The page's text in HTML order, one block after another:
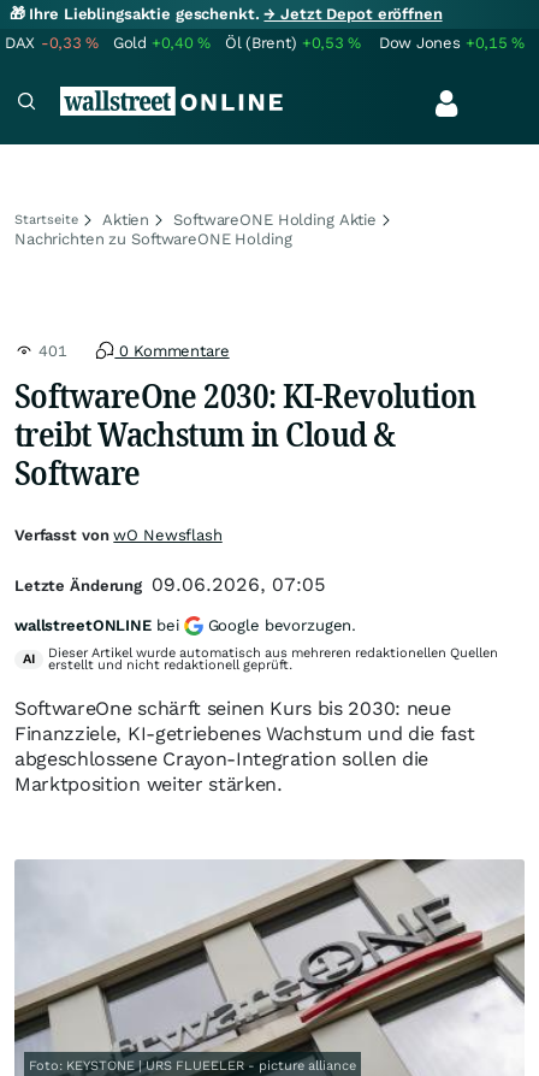
🎁 Ihre Lieblingsaktie geschenkt.→ Jetzt Depot eröffnen
DAX -0,33% Gold +0,40% Öl (Brent) +0,53% Dow Jones +0,15%
Startseite Aktien
SoftwareONE Holding Aktie
Nachrichten zu SoftwareONE Holding
401 0 Kommentare
SoftwareOne 2030: KI-Revolution
treibt Wachstum in Cloud &
Software
SoftwareOne schärft seinen Kurs bis 2030: neue
Finanzziele, KI-getriebenes Wachstum und die fast
abgeschlossene Crayon-Integration sollen die
Marktposition weiter stärken.
Foto: KEYSTONE | URS FLUEELER - picture alliance
Verfasst vonwO Newsflash
Letzte Änderung 09.06.2026, 07:05
wallstreetONLINE bei Google bevorzugen.
AI Dieser Artikel wurde automatisch aus mehreren redaktionellen Quellen
erstellt und nicht redaktionell geprüft.